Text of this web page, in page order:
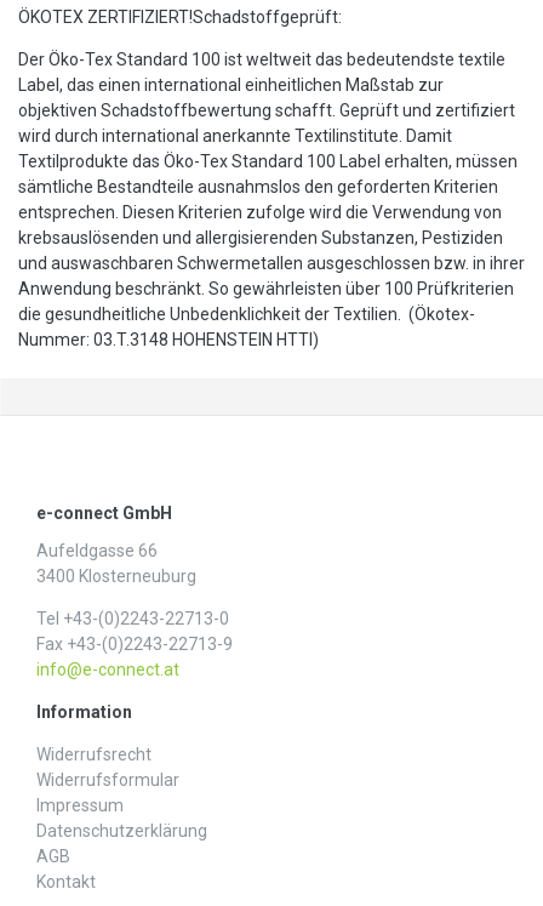
ÖKOTEX ZERTIFIZIERT!Schadstoffgeprüft:
Der Öko-Tex Standard 100 ist weltweit das bedeutendste textile
Label, das einen international einheitlichen Maßstab zur
objektiven Schadstoffbewertung schafft. Geprüft und zertifiziert
wird durch international anerkannte Textilinstitute. Damit
Textilprodukte das Öko-Tex Standard 100 Label erhalten, müssen
sämtliche Bestandteile ausnahmslos den geforderten Kriterien
entsprechen. Diesen Kriterien zufolge wird die Verwendung von
krebsauslösenden und allergisierenden Substanzen, Pestiziden
und auswaschbaren Schwermetallen ausgeschlossen bzw. in ihrer
Anwendung beschränkt. So gewährleisten über 100 Prüfkriterien
die gesundheitliche Unbedenklichkeit der Textilien. (Ökotex-
Nummer: 03.T.3148 HOHENSTEIN HTTI)
e-connect GmbH
Aufeldgasse 66
3400 Klosterneuburg
Tel +43-(0)2243-22713-0
Fax +43-(0)2243-22713-9
info@e-connect.at
Information
Widerrufs­recht
Widerrufs­formular
Impressum
Daten­schutz­erklärung
AGB
Kontakt